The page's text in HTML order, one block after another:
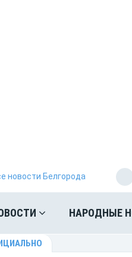
новости Белгорода
НАРОДНЫЕ